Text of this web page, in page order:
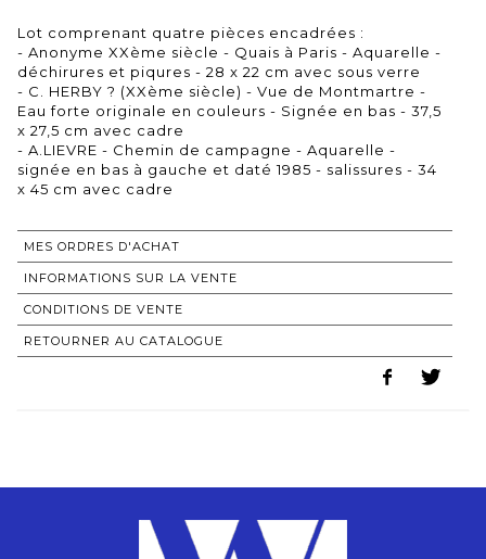
Lot comprenant quatre pièces encadrées :
- Anonyme XXème siècle - Quais à Paris - Aquarelle -
déchirures et piqures - 28 x 22 cm avec sous verre
- C. HERBY ? (XXème siècle) - Vue de Montmartre -
Eau forte originale en couleurs - Signée en bas - 37,5
x 27,5 cm avec cadre
- A.LIEVRE - Chemin de campagne - Aquarelle -
signée en bas à gauche et daté 1985 - salissures - 34
x 45 cm avec cadre
MES ORDRES D'ACHAT
INFORMATIONS SUR LA VENTE
CONDITIONS DE VENTE
RETOURNER AU CATALOGUE